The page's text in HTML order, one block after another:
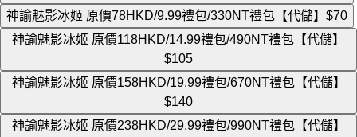
神諭魅影冰姬 原價78HKD/9.99禮包/330NT禮包【代儲】 $70
神諭魅影冰姬 原價118HKD/14.99禮包/490NT禮包【代儲】
$105
神諭魅影冰姬 原價158HKD/19.99禮包/670NT禮包【代儲】
$140
神諭魅影冰姬 原價238HKD/29.99禮包/990NT禮包【代儲】